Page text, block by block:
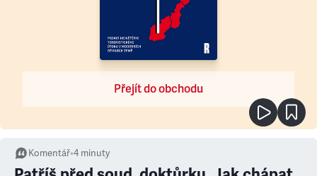
Přejít do obchodu
Komentář•4 minuty